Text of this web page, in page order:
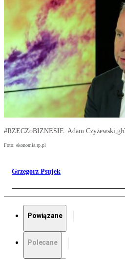
#RZECZoBIZNESIE: Adam
Foto: ekonomia.rp.pl
Grzegorz Psujek
Powiązane
Polecane